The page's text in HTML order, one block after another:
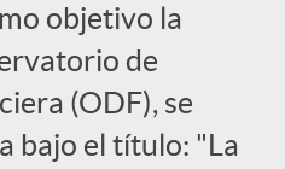
objetivo la
de
(ODF), se
bajo el título: "La